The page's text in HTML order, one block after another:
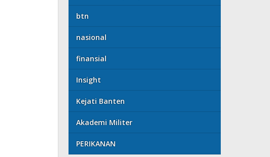
btn
nasional
finansial
Insight
Kejati Banten
Akademi Militer
PERIKANAN